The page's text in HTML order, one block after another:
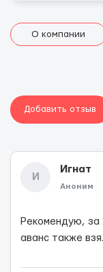
О компании
Добавить отзыв
И
Игнат
Аноним
Рекомендую, за
аванс также